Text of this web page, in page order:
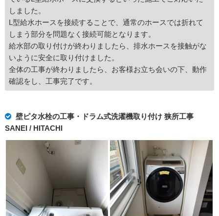
しました。
L型給水ホースを接続することで、通常のホースでは折れて
しまう部分を問題なく接続可能となります。
給水部の取り付けが終わりましたら、排水ホースを接触がな
いように安全に取り付けました。
全体の工事が終わりましたら、お客様お立ち会いの下、動作
確認をし、工事完了です。
壁ピタ水栓の工事・ドラム式洗濯機取り付け 狭所工事
SANEI / HITACHI